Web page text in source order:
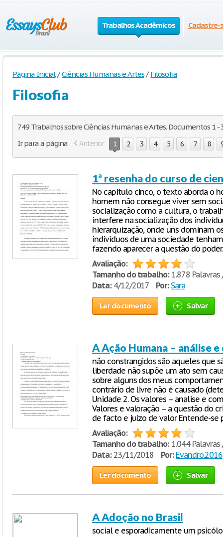
Trabalhos Acadêmicos Cadastre-
Página Inicial / Ciências Humanas e Artes / Filosofia
Filosofia
749 Trabalhos sobre Ciências Humanas e Artes. Documentos 1 -
Ir para a página
Anterior 1 2 3 4 5 6 7 8
1ª resenha do curso de
No capitulo cinco, o texto aborda o
homem não consegue viver sem
socialização como a cultura, o
interfere na socialização dos
hierarquização, onde uns dominam
indivíduos de uma sociedade
fazendo aparecer a questão do
Avaliação:
Tamanho do trabalho:1.878 Palavras
Data:4/12/2017 Por:Sara
Ler documento Salvar
A Ação Humana – análise
não constrangidos são aqueles que
liberdade não supõe um ato sem
sobre alguns dos meus
contrário de livre não é causado
Unidade 2. Os valores – analise e
Valores e valoração – a questão do
de facto e juízo de valor Entende-se
Avaliação:
Tamanho do trabalho:1.044 Palavras
Data:23/11/2018 Por: Evandro.2016
Ler documento Salvar
A Adoção no Brasil
social e esporadicamente um